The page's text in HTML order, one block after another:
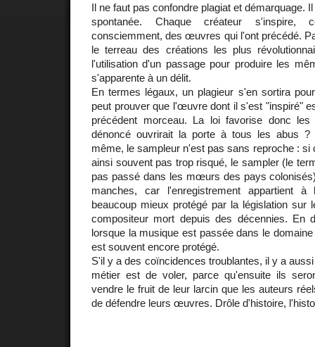
Il ne faut pas confondre plagiat et démarquage.
spontanée. Chaque créateur s'inspire,
consciemment, des œuvres qui l'ont précédé.
le terreau des créations les plus
l'utilisation d'un passage pour produire les
s'apparente à un délit.
En termes légaux, un plagieur s'en sortira
peut prouver que l'œuvre dont il s'est "inspiré"
précédent morceau. La loi favorise donc
dénoncé ouvrirait la porte à tous les abus ?
même, le sampleur n'est pas sans reproche : si
ainsi souvent pas trop risqué, le sampler (le
pas passé dans les mœurs des pays
manches, car l'enregistrement appartient
beaucoup mieux protégé par la législation sur
compositeur mort depuis des décennies. En
lorsque la musique est passée dans le
est souvent encore protégé.
S'il y a des coïncidences troublantes, il y a
métier est de voler, parce qu'ensuite ils
vendre le fruit de leur larcin que les auteurs
de défendre leurs œuvres. Drôle d'histoire,